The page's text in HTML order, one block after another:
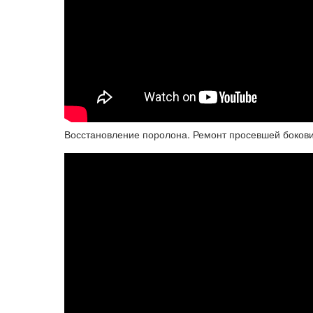
Восстановление поролона. Ремонт просевшей